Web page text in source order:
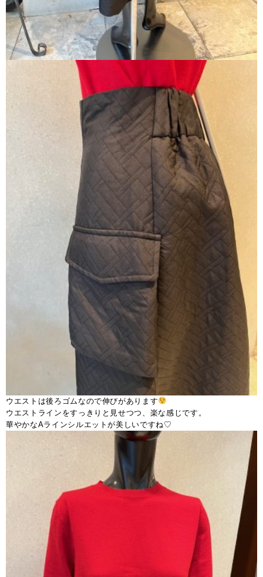
ウエストは後ろゴムなので伸びがあります
ウエストラインをすっきりと見せつつ、楽な感じです。
華やかなAラインシルエットが美しいですね♡